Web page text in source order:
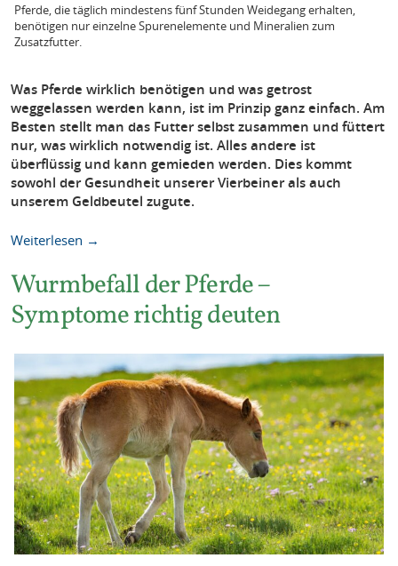
Pferde, die täglich mindestens fünf Stunden Weidegang erhalten,
benötigen nur einzelne Spurenelemente und Mineralien zum
Zusatzfutter.
Was Pferde wirklich benötigen und was getrost
weggelassen werden kann, ist im Prinzip ganz einfach. Am
Besten stellt man das Futter selbst zusammen und füttert
nur, was wirklich notwendig ist. Alles andere ist
überflüssig und kann gemieden werden. Dies kommt
sowohl der Gesundheit unserer Vierbeiner als auch
unserem Geldbeutel zugute.
Weiterlesen →
Wurmbefall der Pferde –
Symptome richtig deuten